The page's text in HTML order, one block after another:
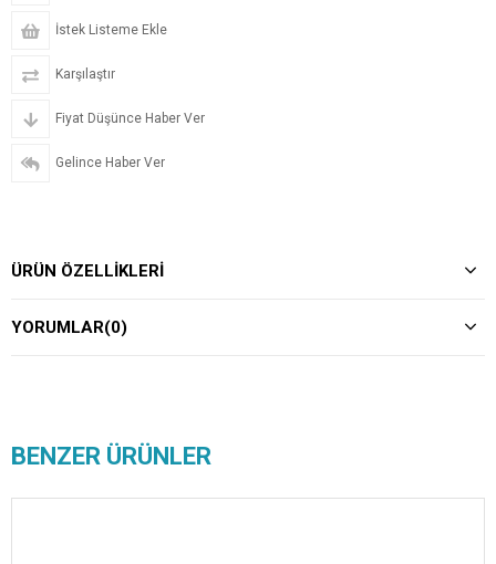
İstek Listeme Ekle
Karşılaştır
Fiyat Düşünce Haber Ver
Gelince Haber Ver
ÜRÜN ÖZELLIKLERI
YORUMLAR(0)
BENZER ÜRÜNLER